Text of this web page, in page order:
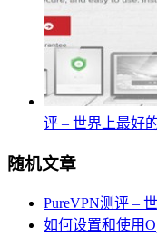
评 – 世界上最好
随机文章
PureVPN测评 –
如何设置和使用